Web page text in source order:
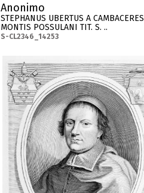
Anonimo
STEPHANUS UBERTUS A CAMBACERES
MONTIS POSSULANI TIT. S. ..
S-CL2346_14253